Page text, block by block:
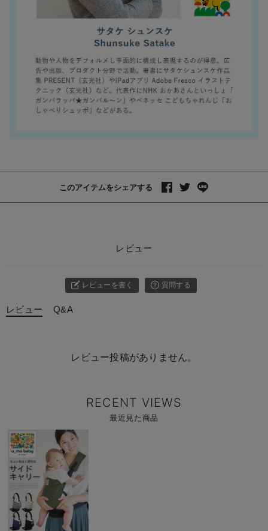
このアイテムをシェアする
レビュー
レビューを書く 質問する
レビュー Q&A
レビュー投稿がありません。
RECENT VIEWS
最近見た商品
商
品
詳
細
を
見
る